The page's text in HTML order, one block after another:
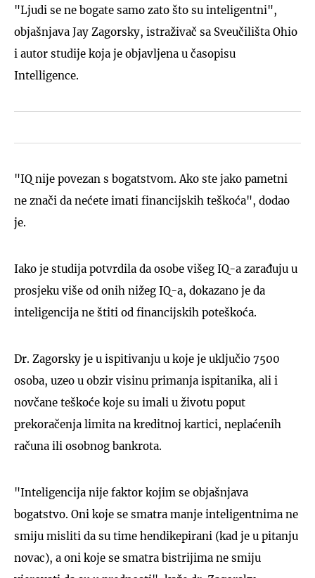
"Ljudi se ne bogate samo zato što su inteligentni",
objašnjava Jay Zagorsky, istraživač sa Sveučilišta Ohio
i autor studije koja je objavljena u časopisu
Intelligence.
"IQ nije povezan s bogatstvom. Ako ste jako pametni
ne znači da nećete imati financijskih teškoća", dodao
je.
Iako je studija potvrdila da osobe višeg IQ-a zarađuju u
prosjeku više od onih nižeg IQ-a, dokazano je da
inteligencija ne štiti od financijskih poteškoća.
Dr. Zagorsky je u ispitivanju u koje je uključio 7500
osoba, uzeo u obzir visinu primanja ispitanika, ali i
novčane teškoće koje su imali u životu poput
prekoračenja limita na kreditnoj kartici, neplaćenih
računa ili osobnog bankrota.
"Inteligencija nije faktor kojim se objašnjava
bogatstvo. Oni koje se smatra manje inteligentnima ne
smiju misliti da su time hendikepirani (kad je u pitanju
novac), a oni koje se smatra bistrijima ne smiju